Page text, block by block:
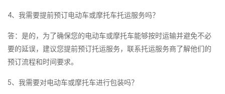
4、我需要提前预订电动车或摩托车托运服务吗？
答：是的，为了确保您的电动车或摩托车能够按时运输并避免不必
要的延误，建议您提前预订托运服务，联系托运服务商了解他们的
预订流程和时间要求。
5、我需要对电动车或摩托车进行包装吗？